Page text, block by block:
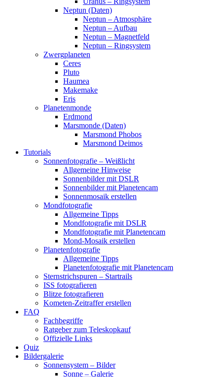
Neptun (Daten)
Neptun – Atmosphäre
Neptun – Aufbau
Neptun – Magnetfeld
Neptun – Ringsystem
Zwergplaneten
Ceres
Pluto
Haumea
Makemake
Eris
Planetenmonde
Erdmond
Marsmonde (Daten)
Marsmond Phobos
Marsmond Deimos
Tutorials
Sonnenfotografie – Weißlicht
Allgemeine Hinweise
Sonnenbilder mit DSLR
Sonnenbilder mit Planetencam
Sonnenmosaik erstellen
Mondfotografie
Allgemeine Tipps
Mondfotografie mit DSLR
Mondfotografie mit Planetencam
Mond-Mosaik erstellen
Planetenfotografie
Allgemeine Tipps
Planetenfotografie mit Planetencam
Sternstrichspuren – Startrails
ISS fotografieren
Blitze fotografieren
Kometen-Zeitraffer erstellen
FAQ
Fachbegriffe
Ratgeber zum Teleskopkauf
Offizielle Links
Quiz
Bildergalerie
Sonnensystem – Bilder
Sonne – Galerie